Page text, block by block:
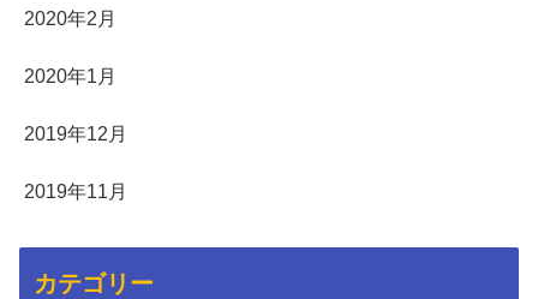
2020年2月
2020年1月
2019年12月
2019年11月
カテゴリー